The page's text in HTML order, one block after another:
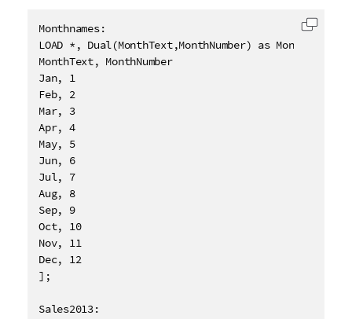
Monthnames:
LOAD *, Dual(MonthText,MonthNumber) as Month
MonthText, MonthNumber
Jan, 1
Feb, 2
Mar, 3
Apr, 4
May, 5
Jun, 6
Jul, 7
Aug, 8
Sep, 9
Oct, 10
Nov, 11
Dec, 12
];
Sales2013:
클립보